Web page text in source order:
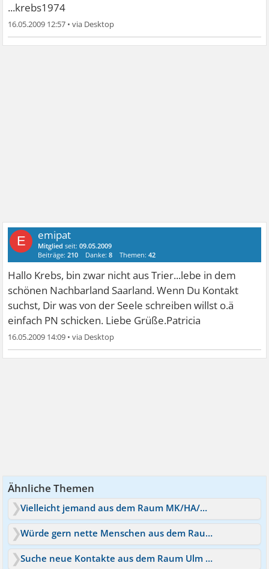
...krebs1974
16.05.2009 12:57 •
E emipat
Mitglied seit:09.05.2009
Beiträge:210 Danke:8 Themen:42
Hallo Krebs, bin zwar nicht aus Trier...lebe in dem
schönen Nachbarland Saarland. Wenn Du Kontakt
suchst, Dir was von der Seele schreiben willst o.ä
einfach PN schicken. Liebe Grüße.Patricia
16.05.2009 14:09 •
Ähnliche Themen
Vielleicht jemand aus dem Raum MK/HA/UN/DO hier?
Würde gern nette Menschen aus dem Raum Nürnberg kennenlernen
Suche neue Kontakte aus dem Raum Ulm oder generell